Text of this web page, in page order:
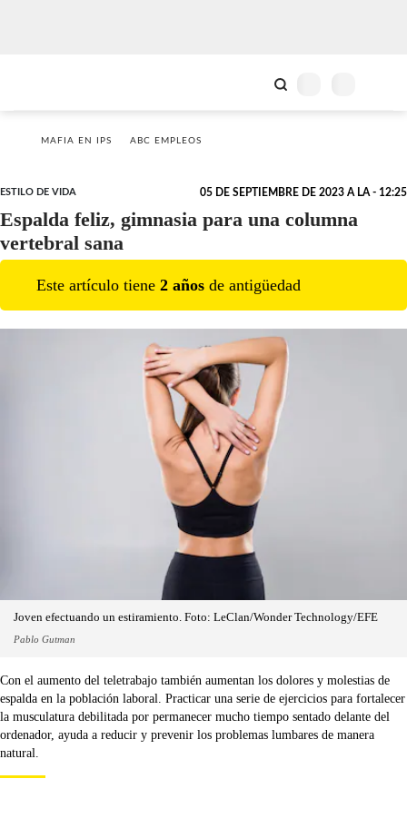
MAFIA EN IPS ABC EMPLEOS
ESTILO DE VIDA 05 DE SEPTIEMBRE DE 2023 A LA - 12:25
Espalda feliz, gimnasia para una columna
vertebral sana
Este artículo tiene 2 años de antigüedad
Joven efectuando un estiramiento. Foto: LeClan/Wonder Technology/EFE
Pablo Gutman
Con el aumento del teletrabajo también aumentan los dolores y molestias de
espalda en la población laboral. Practicar una serie de ejercicios para fortalecer
la musculatura debilitada por permanecer mucho tiempo sentado delante del
ordenador, ayuda a reducir y prevenir los problemas lumbares de manera
natural.